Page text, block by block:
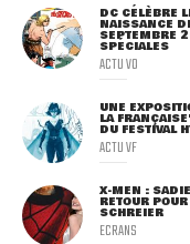
DC CÉLÈBRE
NAISSANCE
SEPTEMBRE
SPÉCIALES
ACTU VO
UNE
LA
DU FESTIVAL
ACTU VF
X-MEN :
RETOUR
SCHREIER
ECRANS